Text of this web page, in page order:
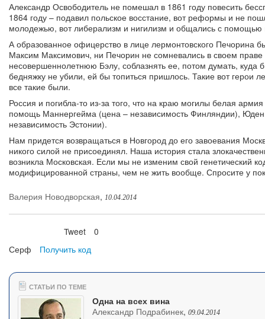
Александр Освободитель не помешал в 1861 году повесить
1864 году – подавил польское восстание, вот реформы и не
молодежью, вот либерализм и нигилизм и общались с помощью
А образованное офицерство в лице лермонтовского Печорина
Максим Максимович, ни Печорин не сомневались в своем праве
несовершеннолетнюю Бэлу, соблазнять ее, потом думать, куда
бедняжку не убили, ей бы топиться пришлось. Такие вот герои
все такие были.
Россия и погибла-то из-за того, что на краю могилы белая
помощь Маннергейма (цена – независимость Финляндии),
независимость Эстонии).
Нам придется возвращаться в Новгород до его завоевания
никого силой не присоединял. Наша история стала
возникла Московская. Если мы не изменим свой генетический
модифицированной страны, чем не жить вообще. Спросите у
Валерия Новодворская, 10.04.2014
Tweet
0
Серф
Получить код
СТАТЬИ ПО ТЕМЕ
Одна на всех вина
Александр Подрабинек, 09.04.2014